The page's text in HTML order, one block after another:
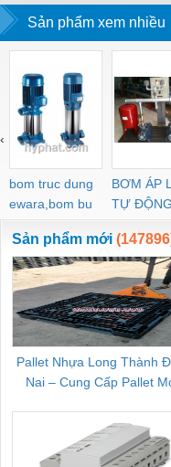
Sản phẩm xem nhiều
bom truc dung
ewara,bom bu
ewara
BƠM ÁP
TỰ ĐỘNG
‹
Sản phẩm mới
Pallet Nhựa Long Thành
Nai – Cung Cấp Pallet